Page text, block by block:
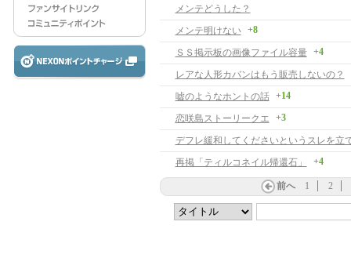
メンテどうした？
メンテ明けない
+8
ＳＳ掲示板の画像ファイル容量 +4
レアな人形カバンはもう販売しないの？
嘘のようなホントの話 +14
恋咲島ストーリークエ +3
デフレ緩和してくださいというスレを立
再掲「ティルコネイル帰還石」
+4
前へ 1 2